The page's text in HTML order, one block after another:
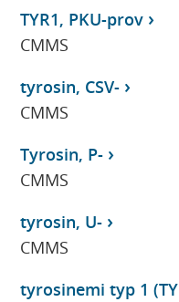
TYR1, PKU-prov
CMMS
tyrosin, CSV-
CMMS
Tyrosin, P-
CMMS
tyrosin, U-
CMMS
tyrosinemi typ 1